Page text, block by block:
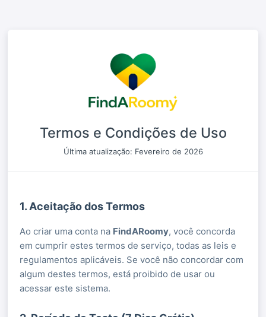
Termos e Condições de Uso
Última atualização: Fevereiro de 2026
1. Aceitação dos Termos
Ao criar uma conta na FindARoomy, você concorda
em cumprir estes termos de serviço, todas as leis e
regulamentos aplicáveis. Se você não concordar com
algum destes termos, está proibido de usar ou
acessar este sistema.